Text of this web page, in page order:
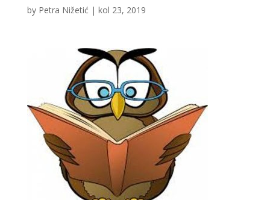
by Petra Nižetić | kol 23, 2019